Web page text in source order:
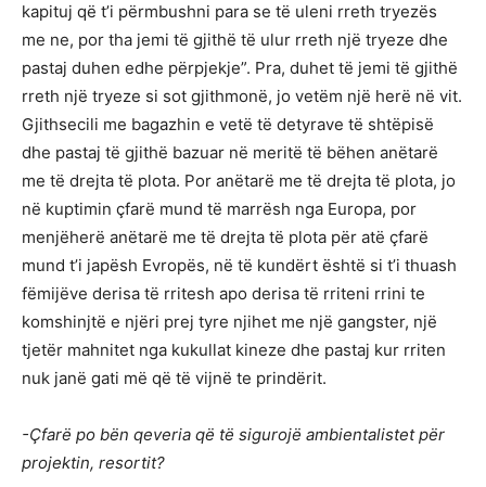
kapituj që t’i përmbushni para se të uleni rreth tryezës
me ne, por tha jemi të gjithë të ulur rreth një tryeze dhe
pastaj duhen edhe përpjekje”. Pra, duhet të jemi të gjithë
rreth një tryeze si sot gjithmonë, jo vetëm një herë në vit.
Gjithsecili me bagazhin e vetë të detyrave të shtëpisë
dhe pastaj të gjithë bazuar në meritë të bëhen anëtarë
me të drejta të plota. Por anëtarë me të drejta të plota, jo
në kuptimin çfarë mund të marrësh nga Europa, por
menjëherë anëtarë me të drejta të plota për atë çfarë
mund t’i japësh Evropës, në të kundërt është si t’i thuash
fëmijëve derisa të rritesh apo derisa të rriteni rrini te
komshinjtë e njëri prej tyre njihet me një gangster, një
tjetër mahnitet nga kukullat kineze dhe pastaj kur rriten
nuk janë gati më që të vijnë te prindërit.
-Çfarë po bën qeveria që të sigurojë ambientalistet për
projektin, resortit?